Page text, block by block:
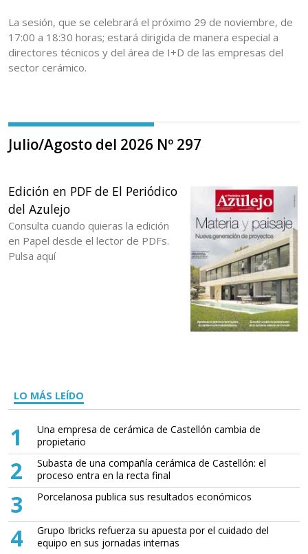
La sesión, que se celebrará el próximo 29 de noviembre, de
17:00 a 18:30 horas; estará dirigida de manera especial a
directores técnicos y del área de I+D de las empresas del
sector cerámico.
Julio/Agosto del 2026 Nº 297
Edición en PDF de El Periódico
del Azulejo
Consulta cuando quieras la edición
en Papel desde el lector de PDFs.
Pulsa aquí
LO MÁS LEÍDO
1
Una empresa de cerámica de Castellón cambia de
propietario
2
Subasta de una compañía cerámica de Castellón: el
proceso entra en la recta final
3 Porcelanosa publica sus resultados económicos
4
Grupo Ibricks refuerza su apuesta por el cuidado del
equipo en sus jornadas internas